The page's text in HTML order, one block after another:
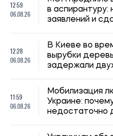
10:59
Радикальной
Польше стало
10:30
Отсрочка от
работодателя:
бронирование
09:59
Переселенцы в
часть налога